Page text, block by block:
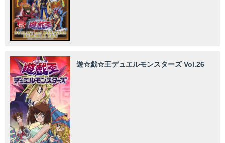
遊☆戯☆王デュエルモンスターズ Vol.26